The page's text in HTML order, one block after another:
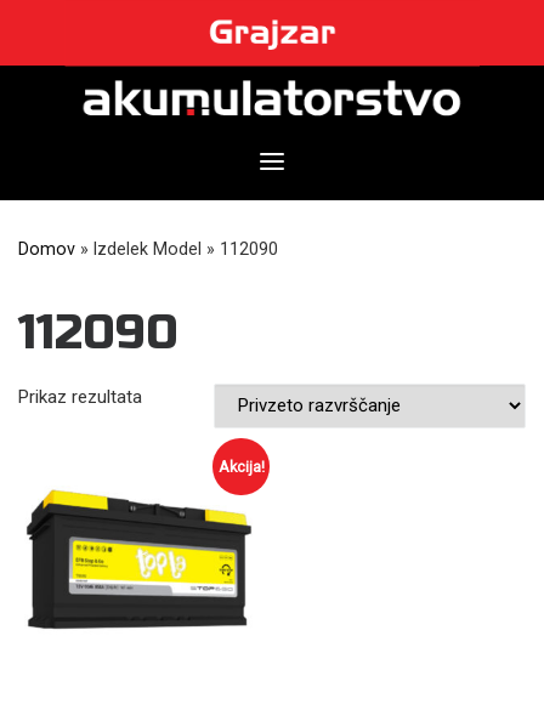
content
Domov » Izdelek Model » 112090
112090
Prikaz rezultata
Akcija!